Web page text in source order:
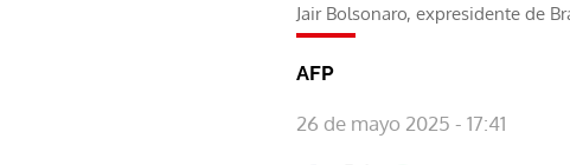
Jair Bolsonaro, expresidente de
AFP
26 de mayo 2025 - 17:41